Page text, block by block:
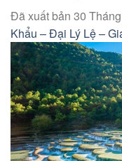
Đã xuất bản 30
Khẩu – Đại Lý Lệ –